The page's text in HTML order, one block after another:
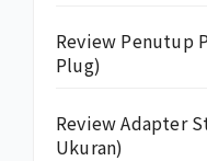
Review Penutup
Plug)
Review Adapter
Ukuran)